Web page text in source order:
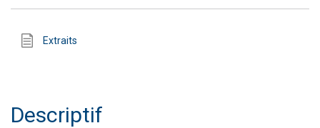
Extraits
Descriptif